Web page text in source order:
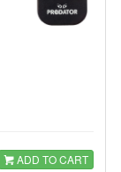
ADD TO CART